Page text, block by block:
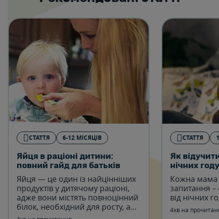
СТАТТЯ 6-12 МІСЯЦІВ
Яйця в раціоні дитини:
повний гайд для батьків
Яйця — це один із найцінніших
продуктів у дитячому раціоні,
адже вони містять повноцінний
білок, необхідний для росту, а
також вітаміни A, D, E, групи B,
СТАТТЯ
Як
нічних
Кожна мама
запитання –
від нічних
4хв на